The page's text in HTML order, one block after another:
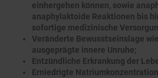
einhergehen können, sowie
anaphylaktoide Reaktionen bis
sofortige medizinische
Veränderte Bewusstseinslage
ausgeprägte innere Unruhe;
Entzündliche Erkrankung der
Erniedrigte